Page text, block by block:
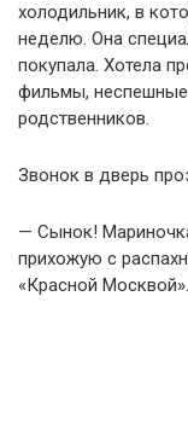
холодильник, в
неделю. Она
покупала. Хотела
фильмы, неспешные
родственников.
Звонок в дверь
— Сынок!
прихожую с
«Красной